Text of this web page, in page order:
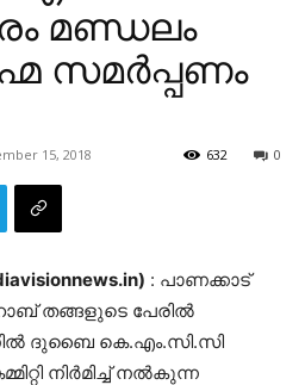
മണ്ഡലം
സമർപ്പണം
15, 2018 0
632
: പാണക്കാട്
തങ്ങളുടെ പേരിൽ
ദുബൈ കെ.എം.സി.സി
നിർമിച്ച് നൽകുന്ന